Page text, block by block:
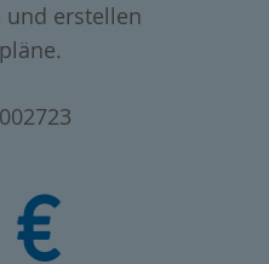
und erstellen
€